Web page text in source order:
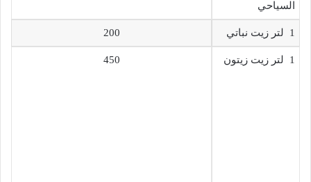
السياحي
1 لتر زيت نباتي 200
1 لتر زيت زيتون 450